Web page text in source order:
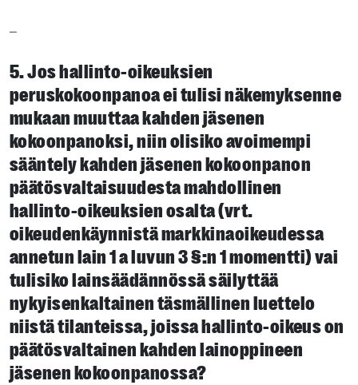
–
5. Jos hallinto-oikeuksien
peruskokoonpanoa ei tulisi näkemyksenne
mukaan muuttaa kahden jäsenen
kokoonpanoksi, niin olisiko avoimempi
sääntely kahden jäsenen kokoonpanon
päätösvaltaisuudesta mahdollinen
hallinto-oikeuksien osalta (vrt.
oikeudenkäynnistä markkinaoikeudessa
annetun lain 1 a luvun 3 §:n 1 momentti) vai
tulisiko lainsäädännössä säilyttää
nykyisenkaltainen täsmällinen luettelo
niistä tilanteissa, joissa hallinto-oikeus on
päätösvaltainen kahden lainoppineen
jäsenen kokoonpanossa?